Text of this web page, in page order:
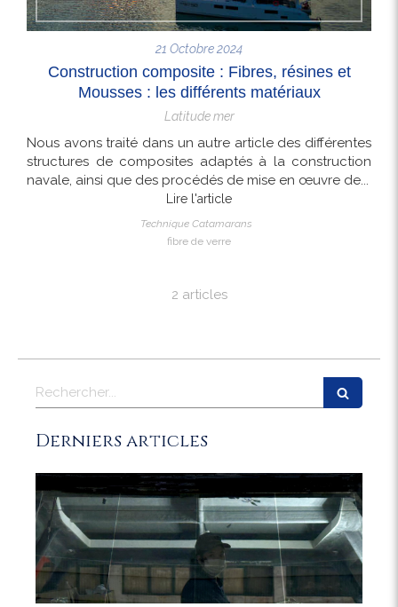
21 Octobre 2024
Construction composite : Fibres, résines et
Mousses : les différents matériaux
Latitude mer
Nous avons traité dans un autre article des différentes
structures de composites adaptés à la construction
navale, ainsi que des procédés de mise en œuvre de...
Lire l'article
Technique Catamarans
fibre de verre
2 articles
Rechercher
Derniers articles